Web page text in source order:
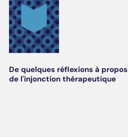
De quelques réflexions à propos
de l'injonction thérapeutique